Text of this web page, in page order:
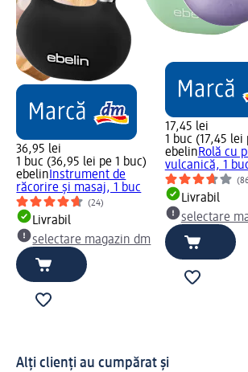
36,95 lei
1 buc (36,95 lei pe 1 buc)
ebelinInstrument de
răcorire și masaj, 1 buc
(24)
Livrabil
selectare magazin dm
17,45 lei
1 buc (17,45 lei
ebelinRolă cu
vulcanică, 1
Livrabil
selectare
Alți clienți au cumpărat și